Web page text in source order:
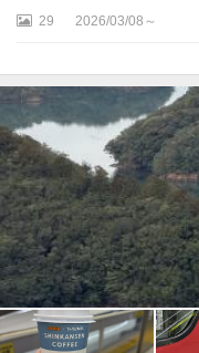
29 2026/03/08～